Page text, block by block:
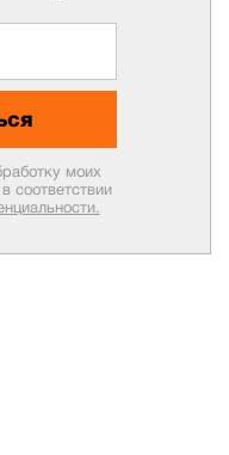
моих
соответствии